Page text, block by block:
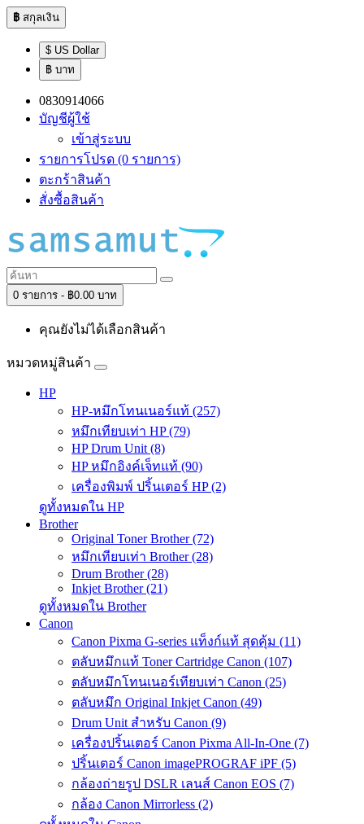
฿ สกุลเงิน
$ US Dollar
฿ บาท
0830914066
บัญชีผู้ใช้
เข้าสู่ระบบ
รายการโปรด (0 รายการ)
ตะกร้าสินค้า
สั่งซื้อสินค้า
0 รายการ - ฿0.00 บาท
คุณยังไม่ได้เลือกสินค้า
หมวดหมู่สินค้า
HP
HP-หมึกโทนเนอร์แท้ (257)
หมึกเทียบเท่า HP (79)
HP Drum Unit (8)
HP หมึกอิงค์เจ็ทแท้ (90)
เครื่องพิมพ์ ปริ้นเตอร์ HP (2)
ดูทั้งหมดใน HP
Brother
Original Toner Brother (72)
หมึกเทียบเท่า Brother (28)
Drum Brother (28)
Inkjet Brother (21)
ดูทั้งหมดใน Brother
Canon
Canon Pixma G-series แท็งก์แท้ สุดคุ้ม (11)
ตลับหมึกแท้ Toner Cartridge Canon (107)
ตลับหมึกโทนเนอร์เทียบเท่า Canon (25)
ตลับหมึก Original Inkjet Canon (49)
Drum Unit สำหรับ Canon (9)
เครื่องปริ้นเตอร์ Canon Pixma All-In-One (7)
ปริ้นเตอร์ Canon imagePROGRAF iPF (5)
กล้องถ่ายรูป DSLR เลนส์ Canon EOS (7)
กล้อง Canon Mirrorless (2)